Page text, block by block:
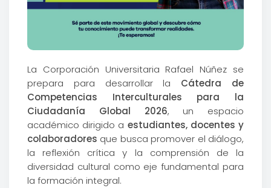
La Corporación Universitaria Rafael Núñez se
prepara para desarrollar la Cátedra de
Competencias Interculturales para la
Ciudadanía Global 2026, un espacio
académico dirigido a estudiantes, docentes y
colaboradores que busca promover el diálogo,
la reflexión crítica y la comprensión de la
diversidad cultural como eje fundamental para
la formación integral.